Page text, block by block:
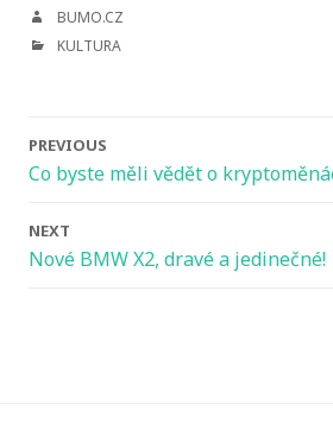
AUTHOR
BUMO.CZ
CATEGORIES
KULTURA
Post
navigation
PREVIOUS
Co byste měli vědět o
NEXT
Nové BMW X2, dravé a jedinečné!